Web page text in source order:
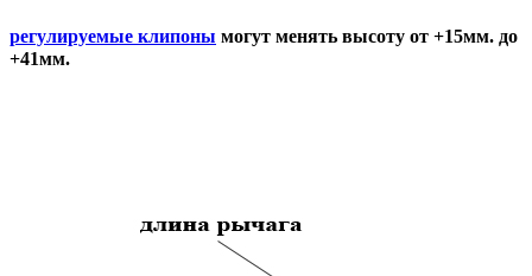
регулируемые клипоны могут менять высоту от +15мм. до
+41мм.